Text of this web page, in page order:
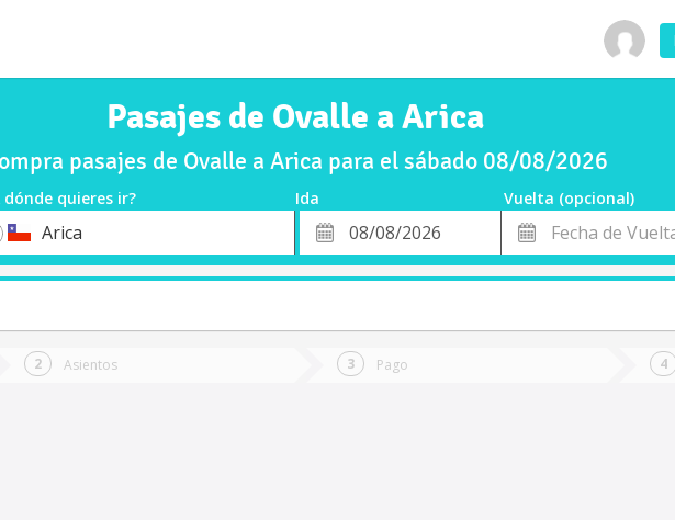
Pasajes de Ovalle a Arica
pasajes de Ovalle a Arica para el sábado 08/08/2026
dónde quieres ir? Ida
Vuelta (opcional)
Arica
Fecha
de
Fecha
de
Vuelta
Asientos Pago